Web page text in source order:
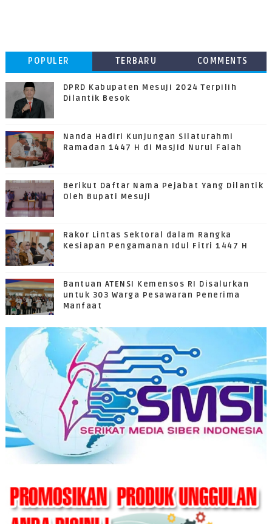
POPULER TERBARU COMMENTS
DPRD Kabupaten Mesuji 2024 Terpilih
Dilantik Besok
Nanda Hadiri Kunjungan Silaturahmi
Ramadan 1447 H di Masjid Nurul Falah
Berikut Daftar Nama Pejabat Yang Dilantik
Oleh Bupati Mesuji
Rakor Lintas Sektoral dalam Rangka
Kesiapan Pengamanan Idul Fitri 1447 H
Bantuan ATENSI Kemensos RI Disalurkan
untuk 303 Warga Pesawaran Penerima
Manfaat